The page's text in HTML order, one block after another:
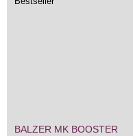
BALZER MK BOOSTER